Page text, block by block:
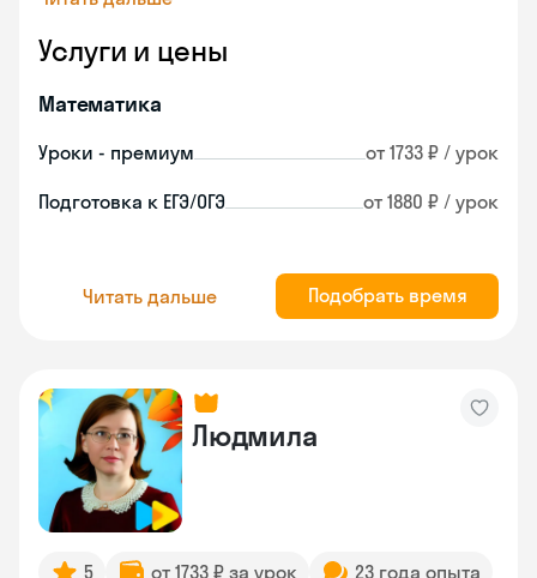
Услуги и цены
Математика
Уроки - премиум от 1733 ₽ / урок
Подготовка к ЕГЭ/ОГЭ от 1880 ₽ / урок
Читать дальше Подобрать время
Людмила
5 от 1733 ₽ за урок
23 года опыта